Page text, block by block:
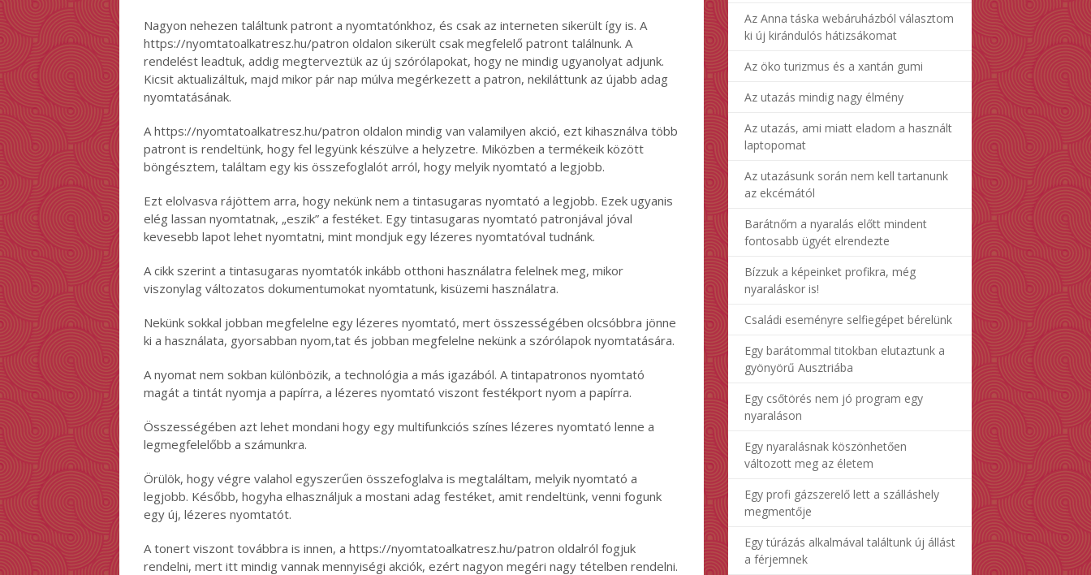
Nagyon nehezen találtunk patront a nyomtatónkhoz, és csak az interneten sikerült így is. A
https://nyomtatoalkatresz.hu/patron oldalon sikerült csak megfelelő patront találnunk. A
rendelést leadtuk, addig megterveztük az új szórólapokat, hogy ne mindig ugyanolyat adjunk.
Kicsit aktualizáltuk, majd mikor pár nap múlva megérkezett a patron, nekiláttunk az újabb adag
nyomtatásának.
A https://nyomtatoalkatresz.hu/patron oldalon mindig van valamilyen akció, ezt kihasználva több
patront is rendeltünk, hogy fel legyünk készülve a helyzetre. Miközben a termékeik között
böngésztem, találtam egy kis összefoglalót arról, hogy melyik nyomtató a legjobb.
Ezt elolvasva rájöttem arra, hogy nekünk nem a tintasugaras nyomtató a legjobb. Ezek ugyanis
elég lassan nyomtatnak, „eszik” a festéket. Egy tintasugaras nyomtató patronjával jóval
kevesebb lapot lehet nyomtatni, mint mondjuk egy lézeres nyomtatóval tudnánk.
A cikk szerint a tintasugaras nyomtatók inkább otthoni használatra felelnek meg, mikor
viszonylag változatos dokumentumokat nyomtatunk, kisüzemi használatra.
Nekünk sokkal jobban megfelelne egy lézeres nyomtató, mert összességében olcsóbbra jönne
ki a használata, gyorsabban nyom,tat és jobban megfelelne nekünk a szórólapok nyomtatására.
A nyomat nem sokban különbözik, a technológia a más igazából. A tintapatronos nyomtató
magát a tintát nyomja a papírra, a lézeres nyomtató viszont festékport nyom a papírra.
Összességében azt lehet mondani hogy egy multifunkciós színes lézeres nyomtató lenne a
legmegfelelőbb a számunkra.
Örülök, hogy végre valahol egyszerűen összefoglalva is megtaláltam, melyik nyomtató a
legjobb. Később, hogyha elhasználjuk a mostani adag festéket, amit rendeltünk, venni fogunk
egy új, lézeres nyomtatót.
A tonert viszont továbbra is innen, a https://nyomtatoalkatresz.hu/patron oldalról fogjuk
rendelni, mert itt mindig vannak mennyiségi akciók, ezért nagyon megéri nagy tételben rendelni.
Az Anna táska webáruházból választom
ki új kirándulós hátizsákomat
Az öko turizmus és a xantán gumi
Az utazás mindig nagy élmény
Az utazás, ami miatt eladom a használt
laptopomat
Az utazásunk során nem kell tartanunk
az ekcémától
Barátnőm a nyaralás előtt mindent
fontosabb ügyét elrendezte
Bízzuk a képeinket profikra, még
nyaraláskor is!
Családi eseményre selfiegépet bérelünk
Egy barátommal titokban elutaztunk a
gyönyörű Ausztriába
Egy csőtörés nem jó program egy
nyaraláson
Egy nyaralásnak köszönhetően
változott meg az életem
Egy profi gázszerelő lett a szálláshely
megmentője
Egy túrázás alkalmával találtunk új állást
a férjemnek